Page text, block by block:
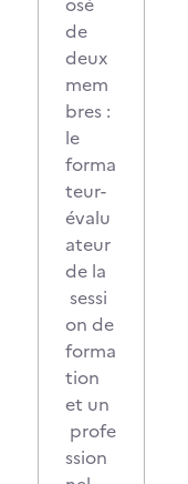
de
deux
mem
bres :
le
forma
teur-
évalu
ateur
de la
sessi
on de
forma
tion
et un
profe
ssion